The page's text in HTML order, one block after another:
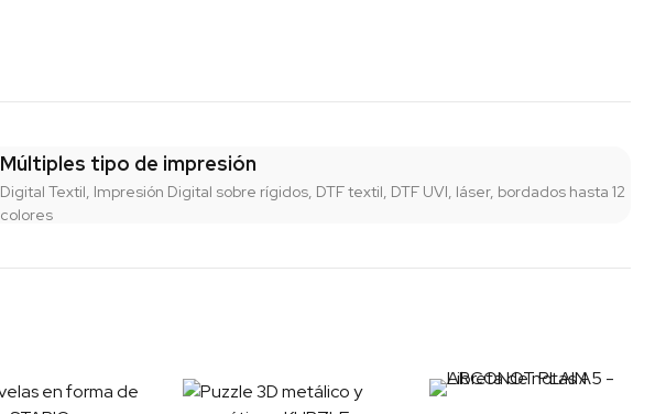
Múltiples tipo de impresión
Digital Textil, Impresión Digital sobre rígidos, DTF textil, DTF UVI, láser, bordados hasta 12
colores